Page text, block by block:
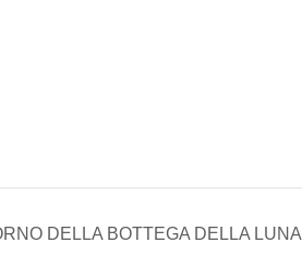
DELLA BOTTEGA DELLA LUNA